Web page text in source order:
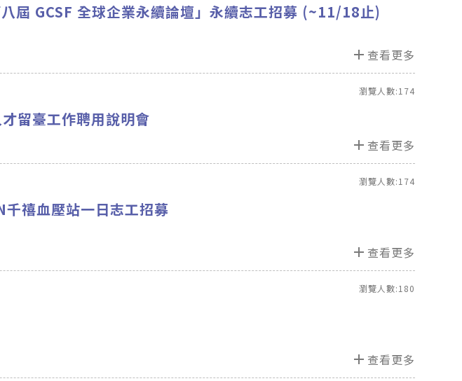
屆 GCSF 全球企業永續論壇」永續志工招募 (~11/18止)
add 查看更多
瀏覽人數:174
留臺工作聘用說明會
add 查看更多
瀏覽人數:174
禧血壓站一日志工招募
add 查看更多
瀏覽人數:180
add 查看更多